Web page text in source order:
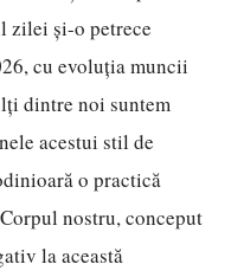
zilei și-o petrece
cu evoluția muncii
dintre noi suntem
acestui stil de
o practică
nostru, conceput
la această